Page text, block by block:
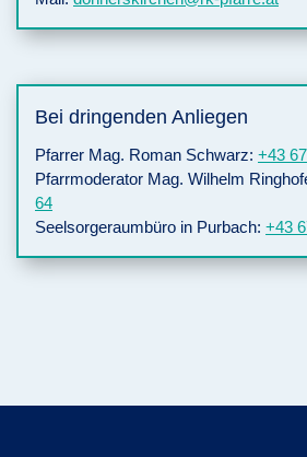
Bei dringenden Anliegen
Pfarrer Mag. Roman Schwarz: +43
Pfarrmoderator Mag. Wilhelm
64
Seelsorgeraumbüro in Purbach: +43